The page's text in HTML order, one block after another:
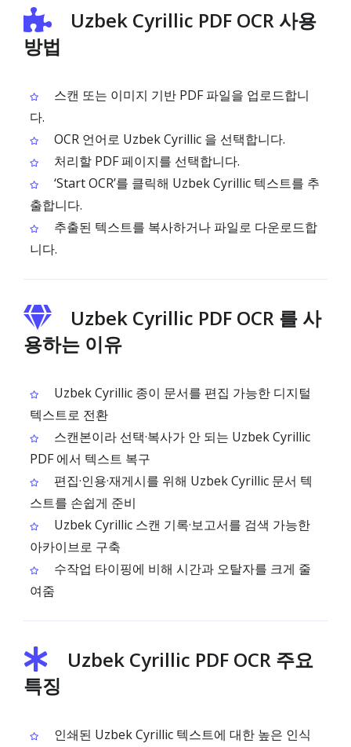
Uzbek Cyrillic PDF OCR 사용
방법
스캔 또는 이미지 기반 PDF 파일을 업로드합니
다.
OCR 언어로 Uzbek Cyrillic 을 선택합니다.
처리할 PDF 페이지를 선택합니다.
‘Start OCR’를 클릭해 Uzbek Cyrillic 텍스트를 추
출합니다.
추출된 텍스트를 복사하거나 파일로 다운로드합
니다.
Uzbek Cyrillic PDF OCR 를 사
용하는 이유
Uzbek Cyrillic 종이 문서를 편집 가능한 디지털
텍스트로 전환
스캔본이라 선택·복사가 안 되는 Uzbek Cyrillic
PDF 에서 텍스트 복구
편집·인용·재게시를 위해 Uzbek Cyrillic 문서 텍
스트를 손쉽게 준비
Uzbek Cyrillic 스캔 기록·보고서를 검색 가능한
아카이브로 구축
수작업 타이핑에 비해 시간과 오탈자를 크게 줄
여줌
Uzbek Cyrillic PDF OCR 주요
특징
인쇄된 Uzbek Cyrillic 텍스트에 대한 높은 인식